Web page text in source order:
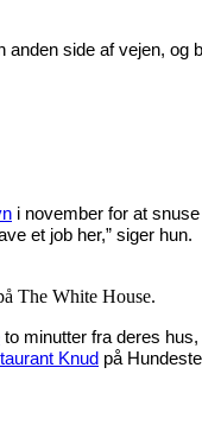
side af vejen,
i november for at
et job her,” siger hun.
The White House.
to minutter fra deres
Knud på